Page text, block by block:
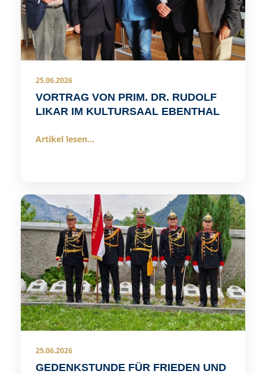
25.06.2026
VORTRAG VON PRIM. DR. RUDOLF
LIKAR IM KULTURSAAL EBENTHAL
Artikel lesen...
25.06.2026
GEDENKSTUNDE FÜR FRIEDEN UND